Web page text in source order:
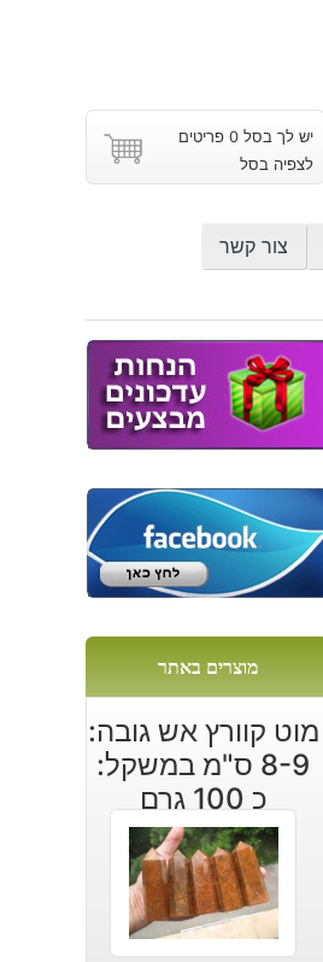
יש לך בסל 0 פריטים
לצפיה בסל
צור קשר
מוצרים באתר
מוט קוורץ אש גובה:
8-9 ס"מ במשקל:
כ 100 גרם